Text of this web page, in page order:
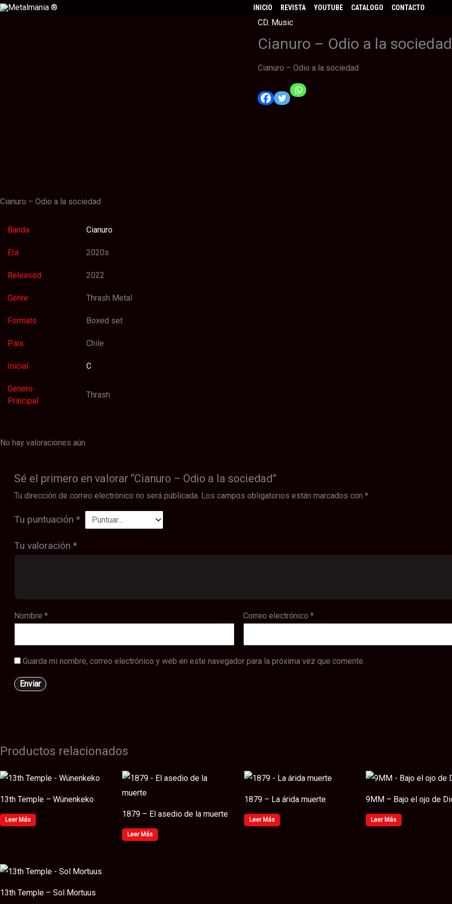
Ir
INICIO REVISTA YOUTUBE CATALOGO CONTACTO
CD, Music
Cianuro – Odio a la sociedad
Cianuro – Odio a la sociedad
Cianuro – Odio a la sociedad
Banda Cianuro
Era 2020s
Released 2022
Genre Thrash Metal
Formato Boxed set
País Chile
Inicial C
Genero
Principal
Thrash
No hay valoraciones aún.
Sé el primero en valorar “Cianuro – Odio a la sociedad”
Tu dirección de correo electrónico no será publicada. Los campos obligatorios están marcados con *
Tu puntuación *
Tu valoración *
Nombre * Correo electrónico*
Guarda mi nombre, correo electrónico y web en este navegador para la próxima vez que comente.
Productos relacionados
13th Temple – Wünenkeko
Leer Más
1879 – El asedio de la muerte
Leer Más
1879 – La árida muerte
Leer Más
9MM – Bajo el ojo de
Leer Más
13th Temple – Sol Mortuus